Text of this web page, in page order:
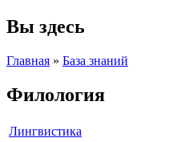
Вы здесь
Главная » База знаний
Филология
Лингвистика